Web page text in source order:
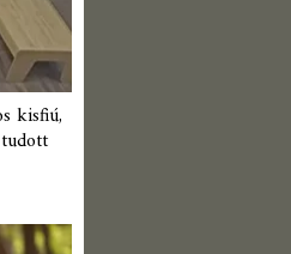
kisfiú,